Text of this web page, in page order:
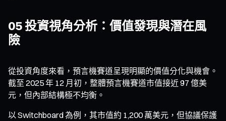
05 投資視角分析：價值發現與潛在風
險
從投資角度來看，預言機賽道呈現明顯的價值分化與機會。
截至 2025 年 12 月初，整體預言機賽道市值接近 97 億美
元，但內部結構極不均衡。
以 Switchboard 為例，其市值約 1,200 萬美元，但協議保護